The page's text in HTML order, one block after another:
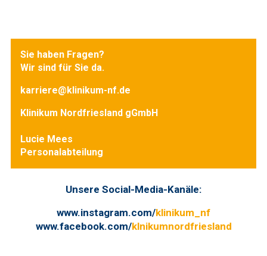
Sie haben Fragen?
Wir sind für Sie da.
karriere@klinikum-nf.de
Klinikum Nordfriesland gGmbH
Lucie Mees
Personalabteilung
Unsere Social-Media-Kanäle:
www.instagram.com/klinikum_nf
www.facebook.com/klnikumnordfriesland